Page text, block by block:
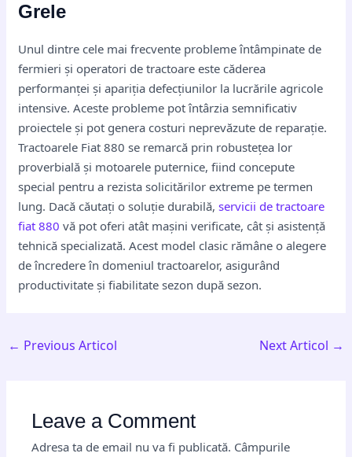
Grele
Unul dintre cele mai frecvente probleme întâmpinate de
fermieri și operatori de tractoare este căderea
performanței și apariția defecțiunilor la lucrările agricole
intensive. Aceste probleme pot întârzia semnificativ
proiectele și pot genera costuri neprevăzute de reparație.
Tractoarele Fiat 880 se remarcă prin robustețea lor
proverbială și motoarele puternice, fiind concepute
special pentru a rezista solicitărilor extreme pe termen
lung. Dacă căutați o soluție durabilă,servicii de tractoare
fiat 880 vă pot oferi atât mașini verificate, cât și asistență
tehnică specializată. Acest model clasic rămâne o alegere
de încredere în domeniul tractoarelor, asigurând
productivitate și fiabilitate sezon după sezon.
← Previous Articol Next Articol →
Leave a Comment
Adresa ta de email nu va fi publicată. Câmpurile